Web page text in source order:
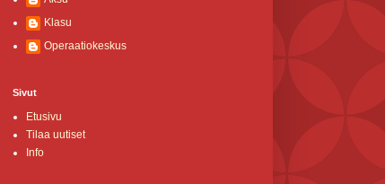
Klasu
Operaatiokeskus
Sivut
Etusivu
Tilaa uutiset
Info